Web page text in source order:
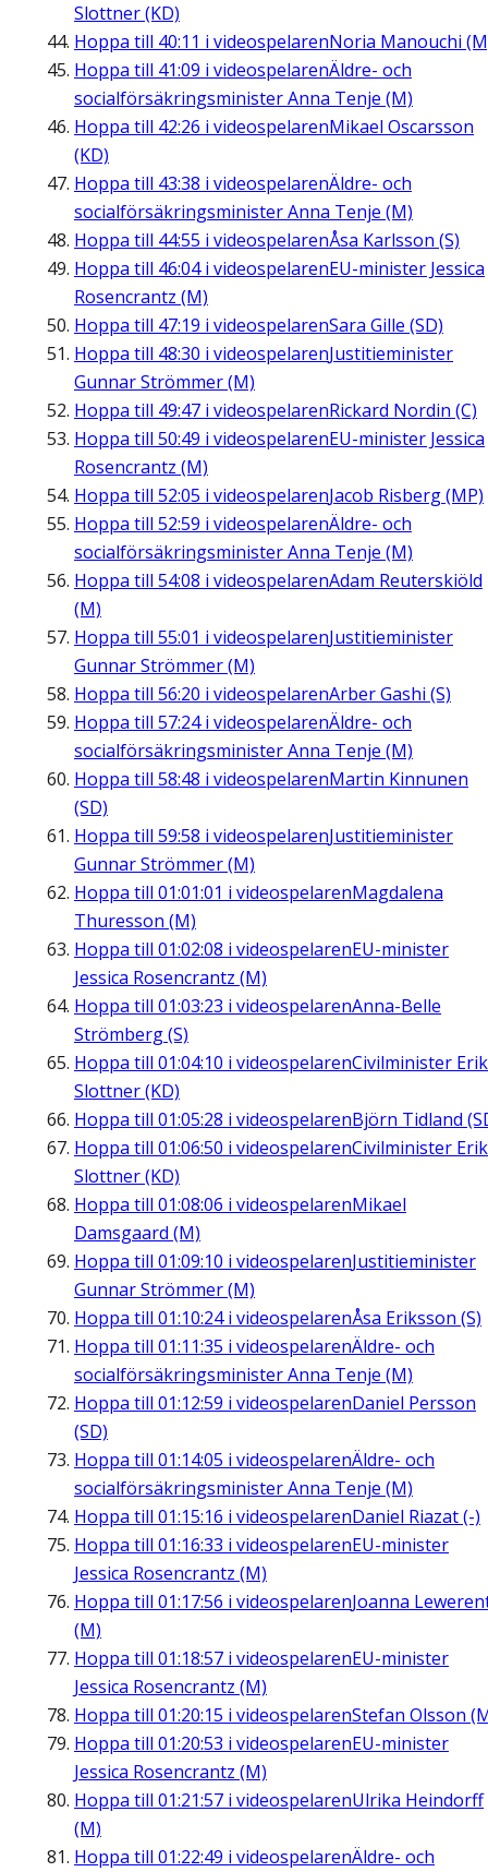
Slottner (KD)
Hoppa till 40:11 i videospelarenNoria Manouchi
Hoppa till 41:09 i videospelarenÄldre- och
socialförsäkringsminister Anna Tenje (M)
Hoppa till 42:26 i videospelarenMikael Oscarsson
(KD)
Hoppa till 43:38 i videospelarenÄldre- och
socialförsäkringsminister Anna Tenje (M)
Hoppa till 44:55 i videospelarenÅsa Karlsson (S)
Hoppa till 46:04i videospelarenEU-minister Jessica
Rosencrantz (M)
Hoppa till 47:19 i videospelarenSara Gille (SD)
Hoppa till 48:30 i videospelarenJustitieminister
Gunnar Strömmer (M)
Hoppa till 49:47 i videospelarenRickard Nordin (C)
Hoppa till 50:49 i videospelarenEU-minister Jessica
Rosencrantz (M)
Hoppa till 52:05 i videospelarenJacob Risberg (MP)
Hoppa till 52:59 i videospelarenÄldre- och
socialförsäkringsminister Anna Tenje (M)
Hoppa till 54:08 i videospelarenAdam Reuterskiöld
(M)
Hoppa till 55:01 i videospelarenJustitieminister
Gunnar Strömmer (M)
Hoppa till 56:20 i videospelarenArber Gashi (S)
Hoppa till 57:24i videospelarenÄldre- och
socialförsäkringsminister Anna Tenje (M)
Hoppa till 58:48 i videospelarenMartin Kinnunen
(SD)
Hoppa till 59:58 i videospelarenJustitieminister
Gunnar Strömmer (M)
Hoppa till 01:01:01 i videospelarenMagdalena
Thuresson (M)
Hoppa till 01:02:08 i videospelarenEU-minister
Jessica Rosencrantz (M)
Hoppa till 01:03:23 i videospelarenAnna-Belle
Strömberg (S)
Hoppa till 01:04:10 i videospelarenCivilminister Erik
Slottner (KD)
Hoppa till 01:05:28 i videospelarenBjörn Tidland
Hoppa till 01:06:50 i videospelarenCivilminister Erik
Slottner (KD)
Hoppa till 01:08:06 i videospelarenMikael
Damsgaard (M)
Hoppa till 01:09:10 i videospelarenJustitieminister
Gunnar Strömmer (M)
Hoppa till 01:10:24i videospelarenÅsa Eriksson (S)
Hoppa till 01:11:35 i videospelarenÄldre- och
socialförsäkringsminister Anna Tenje (M)
Hoppa till 01:12:59 i videospelarenDaniel Persson
(SD)
Hoppa till 01:14:05 i videospelarenÄldre- och
socialförsäkringsminister Anna Tenje (M)
Hoppa till 01:15:16 i videospelarenDaniel Riazat (-)
Hoppa till 01:16:33 i videospelarenEU-minister
Jessica Rosencrantz (M)
Hoppa till 01:17:56 i videospelarenJoanna
(M)
Hoppa till 01:18:57 i videospelarenEU-minister
Jessica Rosencrantz (M)
Hoppa till 01:20:15 i videospelarenStefan Olsson
Hoppa till 01:20:53 i videospelarenEU-minister
Jessica Rosencrantz (M)
Hoppa till 01:21:57 i videospelarenUlrika Heindorff
(M)
Hoppa till 01:22:49 i videospelarenÄldre- och